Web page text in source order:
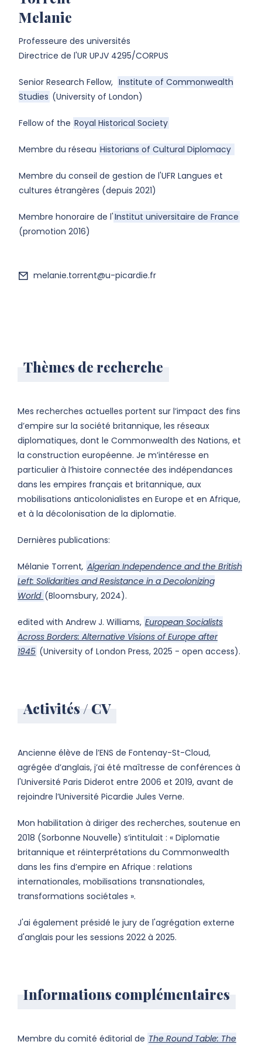
Melanie
Professeure des universités
Directrice de l'UR UPJV 4295/CORPUS
Senior Research Fellow, Institute of Commonwealth
Studies (University of London)
Fellow of the Royal Historical Society
Membre du réseau Historians of Cultural Diplomacy
Membre du conseil de gestion de l'UFR Langues et
cultures étrangères (depuis 2021)
Membre honoraire de l'Institut universitaire de France
(promotion 2016)
melanie.torrent@u-picardie.fr
Thèmes de recherche
Mes recherches actuelles portent sur l’impact des fins
d’empire sur la société britannique, les réseaux
diplomatiques, dont le Commonwealth des Nations, et
la construction européenne. Je m’intéresse en
particulier à l’histoire connectée des indépendances
dans les empires français et britannique, aux
mobilisations anticolonialistes en Europe et en Afrique,
et à la décolonisation de la diplomatie.
Dernières publications:
Mélanie Torrent, Algerian Independence and the British
Left: Solidarities and Resistance in a Decolonizing
World (Bloomsbury, 2024).
edited with Andrew J. Williams, European Socialists
Across Borders: Alternative Visions of Europe after
1945 (University of London Press, 2025 - open access).
Activités / CV
Ancienne élève de l’ENS de Fontenay-St-Cloud,
agrégée d’anglais, j’ai été maîtresse de conférences à
l'Université Paris Diderot entre 2006 et 2019, avant de
rejoindre l’Université Picardie Jules Verne.
Mon habilitation à diriger des recherches, soutenue en
2018 (Sorbonne Nouvelle) s’intitulait : « Diplomatie
britannique et réinterprétations du Commonwealth
dans les fins d’empire en Afrique : relations
internationales, mobilisations transnationales,
transformations sociétales ».
J'ai également présidé le jury de l'agrégation externe
d'anglais pour les sessions 2022 à 2025.
Informations complémentaires
Membre du comité éditorial de The Round Table: The